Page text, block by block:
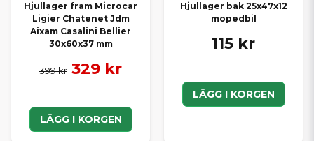
Hjullager fram Microcar
Ligier Chatenet Jdm
Aixam Casalini Bellier
30x60x37 mm
399 kr 329 kr
LÄGG I KORGEN
Hjullager bak 25x47x12
mopedbil
115 kr
LÄGG I KORGEN